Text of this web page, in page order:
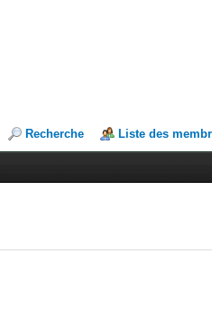
Recherche Liste des